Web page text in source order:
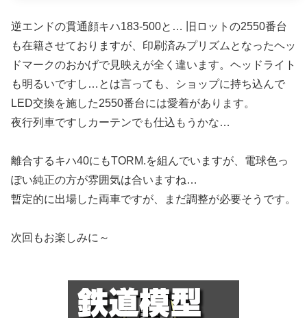
逆エンドの貫通顔キハ183-500と… 旧ロットの2550番台
も在籍させておりますが、印刷済みプリズムとなったヘッ
ドマークのおかげで見映えが全く違います。ヘッドライト
も明るいですし…とは言っても、ショップに持ち込んで
LED交換を施した2550番台には愛着があります。
夜行列車ですしカーテンでも仕込もうかな…
離合するキハ40にもTORM.を組んでいますが、電球色っ
ぽい純正の方が雰囲気は合いますね…
暫定的に出場した両車ですが、まだ調整が必要そうです。
次回もお楽しみに～